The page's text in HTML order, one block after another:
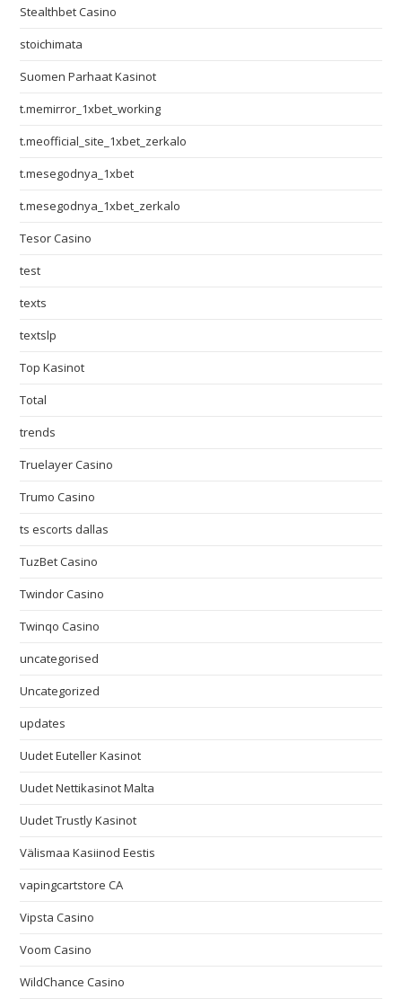
Stealthbet Casino
stoichimata
Suomen Parhaat Kasinot
t.memirror_1xbet_working
t.meofficial_site_1xbet_zerkalo
t.mesegodnya_1xbet
t.mesegodnya_1xbet_zerkalo
Tesor Casino
test
texts
textslp
Top Kasinot
Total
trends
Truelayer Casino
Trumo Casino
ts escorts dallas
TuzBet Casino
Twindor Casino
Twinqo Casino
uncategorised
Uncategorized
updates
Uudet Euteller Kasinot
Uudet Nettikasinot Malta
Uudet Trustly Kasinot
Välismaa Kasiinod Eestis
vapingcartstore CA
Vipsta Casino
Voom Casino
WildChance Casino